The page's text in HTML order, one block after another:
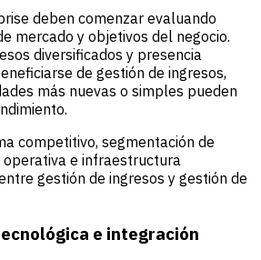
deben comenzar evaluando
mercado y objetivos del negocio.
diversificados y presencia
de gestión de ingresos,
más nuevas o simples pueden
competitivo, segmentación de
e infraestructura
gestión de ingresos y gestión de
e integración